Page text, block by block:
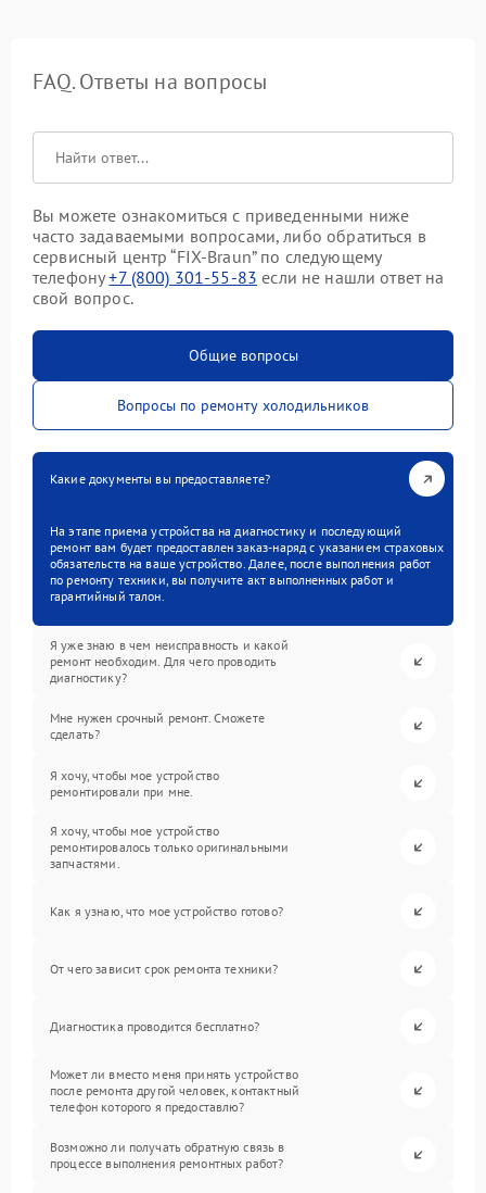
FAQ. Ответы на вопросы
Вы можете ознакомиться с приведенными ниже
часто задаваемыми вопросами, либо обратиться в
сервисный центр “FIX-Braun” по следующему
телефону+7 (800) 301-55-83 если не нашли ответ на
свой вопрос.
Общие вопросы
Вопросы по ремонту холодильников
Какие документы вы предоставляете?
На этапе приема устройства на диагностику и последующий
ремонт вам будет предоставлен заказ-наряд с указанием страховых
обязательств на ваше устройство. Далее, после выполнения работ
по ремонту техники, вы получите акт выполненных работ и
гарантийный талон.
Я уже знаю в чем неисправность и какой
ремонт необходим. Для чего проводить
диагностику?
Мне нужен срочный ремонт. Сможете
сделать?
Я хочу, чтобы мое устройство
ремонтировали при мне.
Я хочу, чтобы мое устройство
ремонтировалось только оригинальными
запчастями.
Как я узнаю, что мое устройство готово?
От чего зависит срок ремонта техники?
Диагностика проводится бесплатно?
Может ли вместо меня принять устройство
после ремонта другой человек, контактный
телефон которого я предоставлю?
Возможно ли получать обратную связь в
процессе выполнения ремонтных работ?